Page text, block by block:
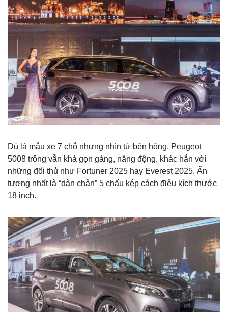
Dù là mẫu xe 7 chỗ nhưng nhìn từ bên hông, Peugeot
5008 trông vẫn khá gọn gàng, năng động, khác hẳn với
những đối thủ như Fortuner 2025 hay Everest 2025. Ấn
tượng nhất là “dàn chân” 5 chấu kép cách điệu kích thước
18 inch.